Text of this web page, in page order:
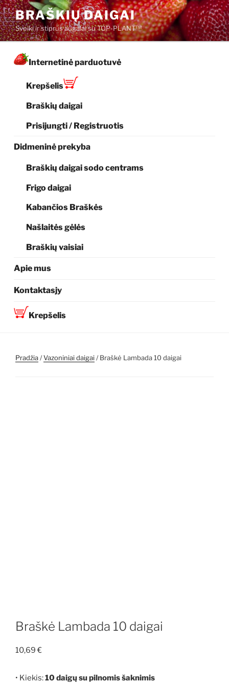
Eiti
prie
turinio
BRAŠKIŲ DAIGAI
Sveiki ir stiprūs augalai su TOP-PLANT™
Internetinė parduotuvė
Krepšelis
Braškių daigai
Prisijungti / Registruotis
Didmeninė prekyba
Braškių daigai sodo centrams
Frigo daigai
Kabančios Braškės
Našlaitės gėlės
Braškių vaisiai
Apie mus
Kontaktasjy
Krepšelis
Pradžia/Vazoniniai daigai / Braškė Lambada 10 daigai
Braškė Lambada 10 daigai
10,69€
• Kiekis:10 daigų su pilnomis šaknimis